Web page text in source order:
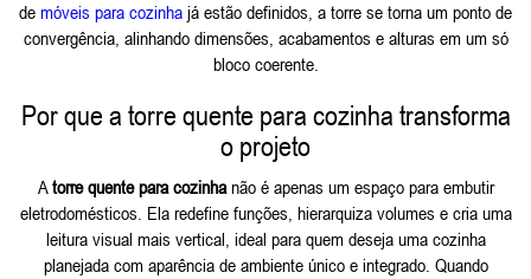
de móveis para cozinha já estão definidos, a torre se torna um ponto de
convergência, alinhando dimensões, acabamentos e alturas em um só
bloco coerente.
Por que a torre quente para cozinha transforma
o projeto
Atorre quente para cozinhanão é apenas um espaço para embutir
eletrodomésticos. Ela redefine funções, hierarquiza volumes e cria uma
leitura visual mais vertical, ideal para quem deseja uma cozinha
planejada com aparência de ambiente único e integrado. Quando